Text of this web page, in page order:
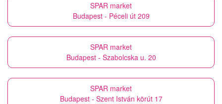
SPAR market
Budapest - Péceli út 209
SPAR market
Budapest - Szabolcska u. 20
SPAR market
Budapest - Szent István körút 17